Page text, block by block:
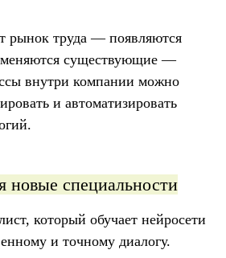
рынок труда — появляются
существующие —
внутри компании можно
и автоматизировать
новые специальности
который обучает нейросети
и точному диалогу.